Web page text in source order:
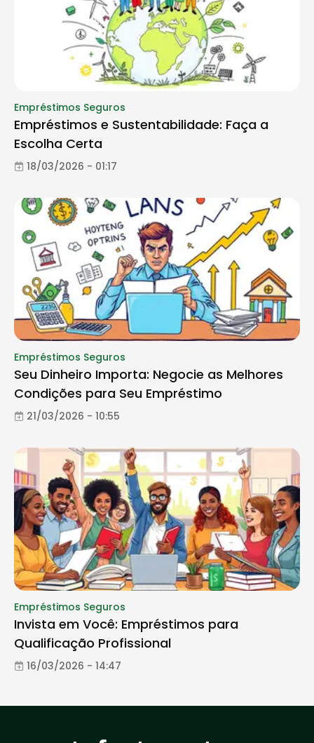
Empréstimos Seguros
Empréstimos e Sustentabilidade: Faça a
Escolha Certa
18/03/2026 - 01:17
Empréstimos Seguros
Seu Dinheiro Importa: Negocie as Melhores
Condições para Seu Empréstimo
21/03/2026 - 10:55
Empréstimos Seguros
Invista em Você: Empréstimos para
Qualificação Profissional
16/03/2026 - 14:47